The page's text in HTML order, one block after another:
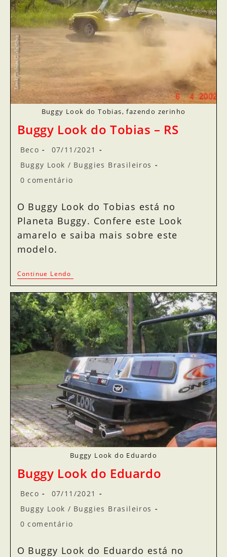
Buggy Look do Tobias, fazendo zerinho
Buggy Look do Tobias – RS
Beco
07/11/2021
Buggy Look / Buggies Brasileiros
0 comentário
O Buggy Look do Tobias está no
Planeta Buggy. Confere este Look
amarelo e saiba mais sobre este
modelo.
Continue Lendo
Buggy Look do Eduardo
Buggy Look do Eduardo
Beco
07/11/2021
Buggy Look / Buggies Brasileiros
0 comentário
O Buggy Look do Eduardo está no